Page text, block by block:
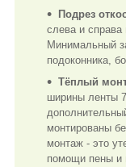
Подрез
слева и справа
Минимальный
подоконника,
Тёплый
ширины ленты
монтированы
монтаж - это
помощи пены и